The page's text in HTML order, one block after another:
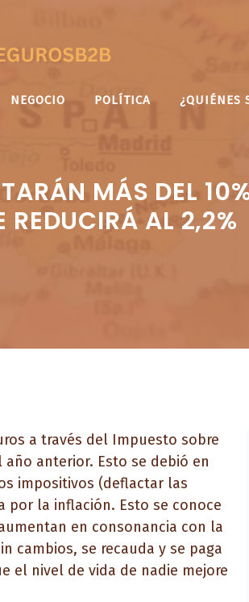
NEGOCIO POLÍTICA ¿QUIÉNES
MÁS DEL
REDUCIRÁ AL 2,2%
a través del Impuesto sobre
año anterior. Esto se debió en
impositivos (deflactar las
por la inflación. Esto se conoce
en consonancia con la
cambios, se recauda y se paga
el nivel de vida de nadie mejore